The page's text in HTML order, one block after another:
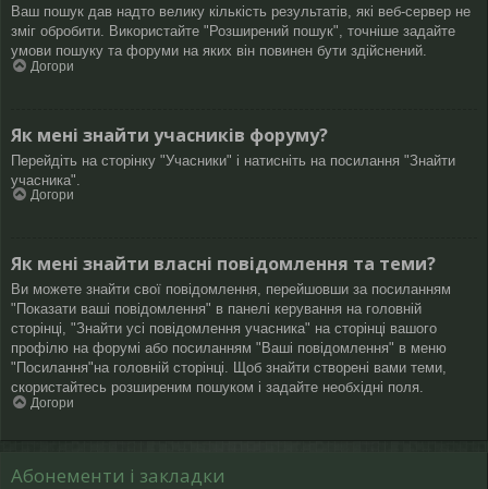
Ваш пошук дав надто велику кількість результатів, які веб-сервер не
зміг обробити. Використайте "Розширений пошук", точніше задайте
умови пошуку та форуми на яких він повинен бути здійснений.
Догори
Як мені знайти учасників форуму?
Перейдіть на сторінку "Учасники" і натисніть на посилання "Знайти
учасника".
Догори
Як мені знайти власні повідомлення та теми?
Ви можете знайти свої повідомлення, перейшовши за посиланням
"Показати ваші повідомлення" в панелі керування на головній
сторінці, "Знайти усі повідомлення учасника" на сторінці вашого
профілю на форумі або посиланням "Ваші повідомлення" в меню
"Посилання"на головній сторінці. Щоб знайти створені вами теми,
скористайтесь розширеним пошуком і задайте необхідні поля.
Догори
Абонементи і закладки